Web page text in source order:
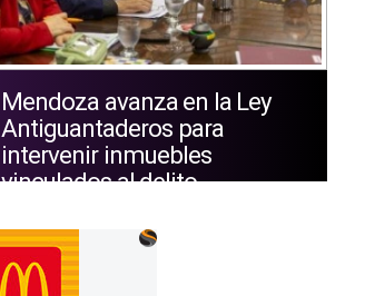
Mendoza avanza en la Ley
Antiguantaderos para
intervenir inmuebles
vinculados al delito